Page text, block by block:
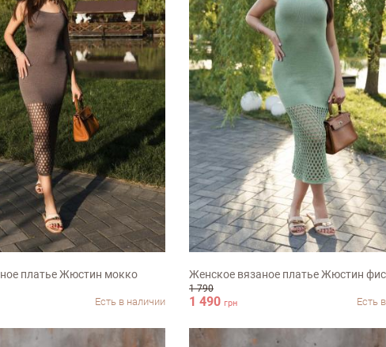
ХL-ХХL
платье Жюстин мокко
Есть в наличии
S-M M-L ХL-ХХL
Женское вязаное платье Жюстин
1 790
1 490 грн Есть